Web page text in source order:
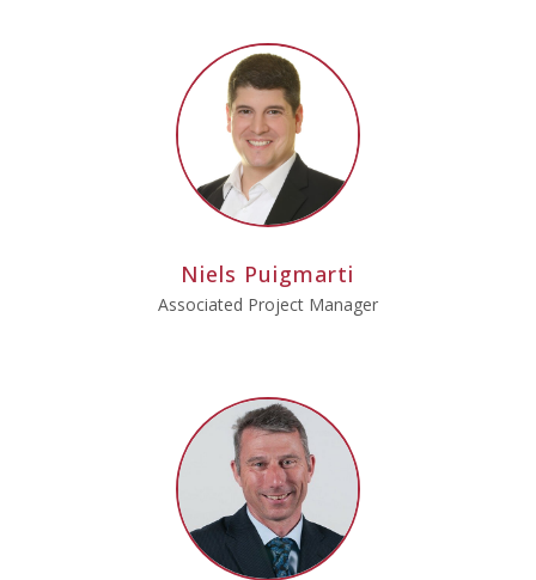
Niels Puigmarti
Associated Project Manager